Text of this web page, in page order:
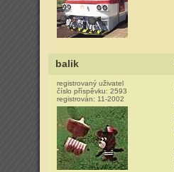
balik
registrovaný uživatel
číslo příspěvku: 2593
registrován: 11-2002